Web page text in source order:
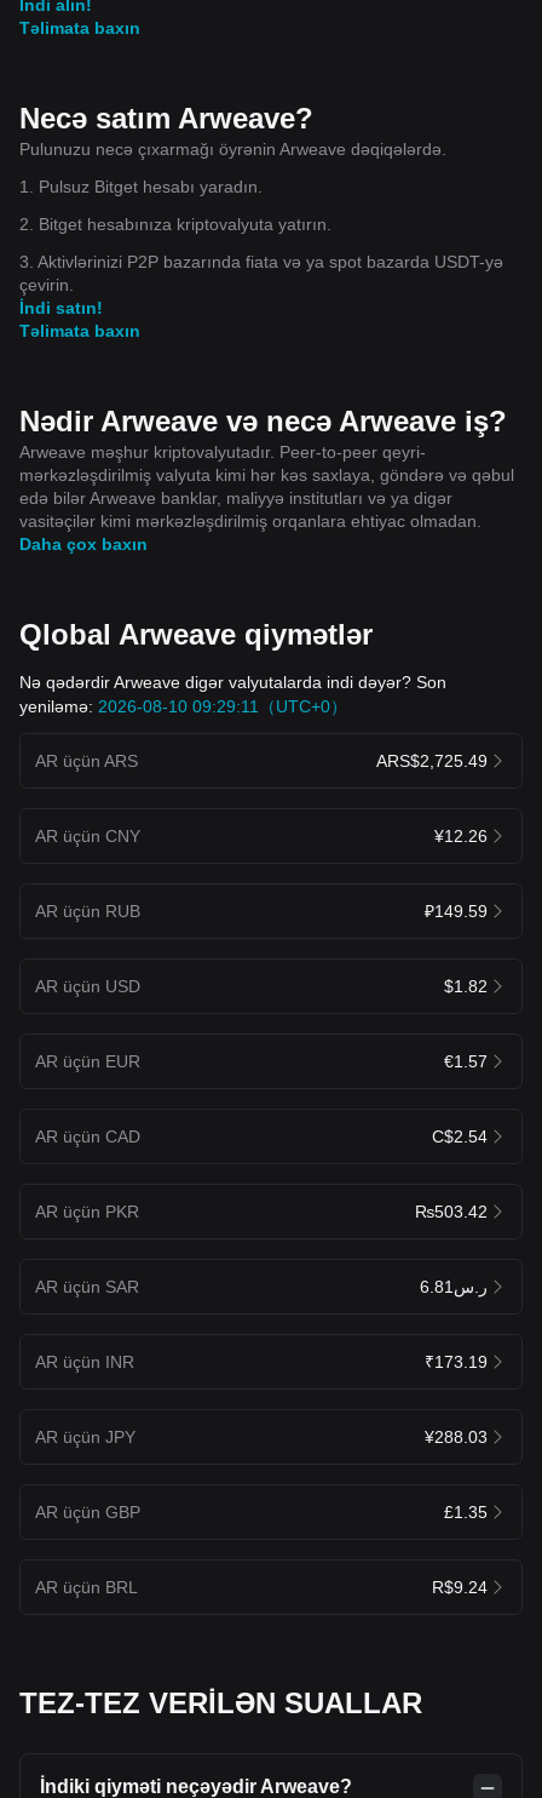
İndi alın!
Təlimata baxın
Necə satım Arweave?
Pulunuzu necə çıxarmağı öyrənin Arweave dəqiqələrdə.
1. Pulsuz Bitget hesabı yaradın.
2. Bitget hesabınıza kriptovalyuta yatırın.
3. Aktivlərinizi P2P bazarında fiata və ya spot bazarda USDT-yə
çevirin.
İndi satın!
Təlimata baxın
Nədir Arweave və necə Arweave iş?
Arweave məşhur kriptovalyutadır. Peer-to-peer qeyri-
mərkəzləşdirilmiş valyuta kimi hər kəs saxlaya, göndərə və qəbul
edə bilər Arweave banklar, maliyyə institutları və ya digər
vasitəçilər kimi mərkəzləşdirilmiş orqanlara ehtiyac olmadan.
Daha çox baxın
Qlobal Arweave qiymətlər
Nə qədərdir Arweave digər valyutalarda indi dəyər? Son
yeniləmə: 2026-08-10 09:29:11（UTC+0）
AR üçün ARS ARS$2,725.49
AR üçün CNY ¥12.26
AR üçün RUB ₽149.59
AR üçün USD $1.82
AR üçün EUR €1.57
AR üçün CAD C$2.54
AR üçün PKR ₨503.42
AR üçün SAR ر.س6.81
AR üçün INR ₹173.19
AR üçün JPY ¥288.03
AR üçün GBP £1.35
AR üçün BRL R$9.24
TEZ-TEZ VERİLƏN SUALLAR
İndiki qiyməti neçəyədir Arweave?